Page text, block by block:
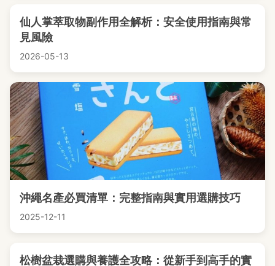
仙人掌萃取物副作用全解析：安全使用指南與常
見風險
2026-05-13
沖繩名產必買清單：完整指南與實用選購技巧
2025-12-11
松樹盆栽選購與養護全攻略：從新手到高手的實